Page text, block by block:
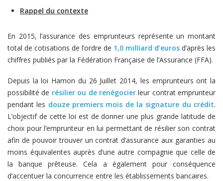
Rappel du contexte
En 2015, l’assurance des emprunteurs représente un montant
total de cotisations de l’ordre de 1,0 milliard d’euros d’après les
chiffres publiés par la Fédération Française de l’Assurance (FFA).
Depuis la loi Hamon du 26 Juillet 2014, les emprunteurs ont la
possibilité de résilier ou de renégocierleur contrat emprunteur
pendant les douze premiers mois de la signature du crédit.
L’objectif de cette loi est de donner une plus grande latitude de
choix pour l’emprunteur en lui permettant de résilier son contrat
afin de pouvoir trouver un contrat d’assurance aux garanties au
moins équivalentes auprès d’une autre compagnie que celle de
la banque prêteuse. Cela a également pour conséquence
d’accentuer la concurrence entre les établissements bancaires.